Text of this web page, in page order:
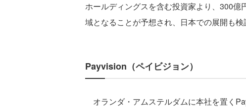
ホールディングスを含む投資家より、300
域となることが予想され、日本での展開も検
Payvision（ペイビジョン）
オランダ・アムステルダムに本社を置く